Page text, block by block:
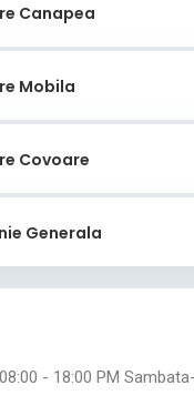
Canapea
Mobila
Covoare
Generala
- 18:00 PM